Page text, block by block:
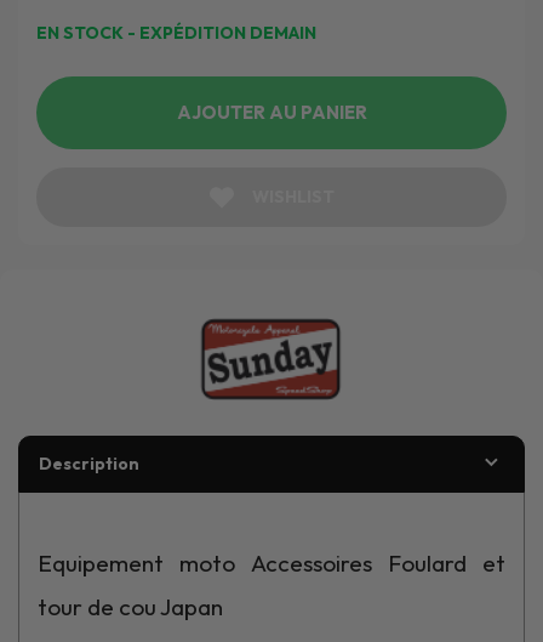
EN STOCK - EXPÉDITION DEMAIN
AJOUTER AU PANIER
Description
Equipement moto Accessoires Foulard et
tour de cou Japan